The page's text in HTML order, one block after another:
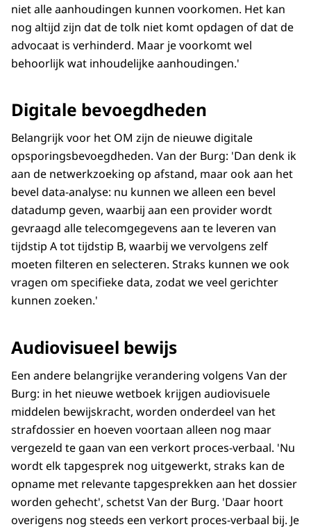
niet alle aanhoudingen kunnen voorkomen. Het kan
nog altijd zijn dat de tolk niet komt opdagen of dat de
advocaat is verhinderd. Maar je voorkomt wel
behoorlijk wat inhoudelijke aanhoudingen.'
Digitale bevoegdheden
Belangrijk voor het OM zijn de nieuwe digitale
opsporingsbevoegdheden. Van der Burg: 'Dan denk ik
aan de netwerkzoeking op afstand, maar ook aan het
bevel data-analyse: nu kunnen we alleen een bevel
datadump geven, waarbij aan een provider wordt
gevraagd alle telecomgegevens aan te leveren van
tijdstip A tot tijdstip B, waarbij we vervolgens zelf
moeten filteren en selecteren. Straks kunnen we ook
vragen om specifieke data, zodat we veel gerichter
kunnen zoeken.'
Audiovisueel bewijs
Een andere belangrijke verandering volgens Van der
Burg: in het nieuwe wetboek krijgen audiovisuele
middelen bewijskracht, worden onderdeel van het
strafdossier en hoeven voortaan alleen nog maar
vergezeld te gaan van een verkort proces-verbaal. 'Nu
wordt elk tapgesprek nog uitgewerkt, straks kan de
opname met relevante tapgesprekken aan het dossier
worden gehecht', schetst Van der Burg. 'Daar hoort
overigens nog steeds een verkort proces-verbaal bij. Je